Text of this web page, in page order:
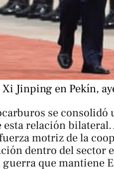
Jinping en Pekín,
se consolidó
relación bilateral.
motriz de la
dentro del sector
que mantiene